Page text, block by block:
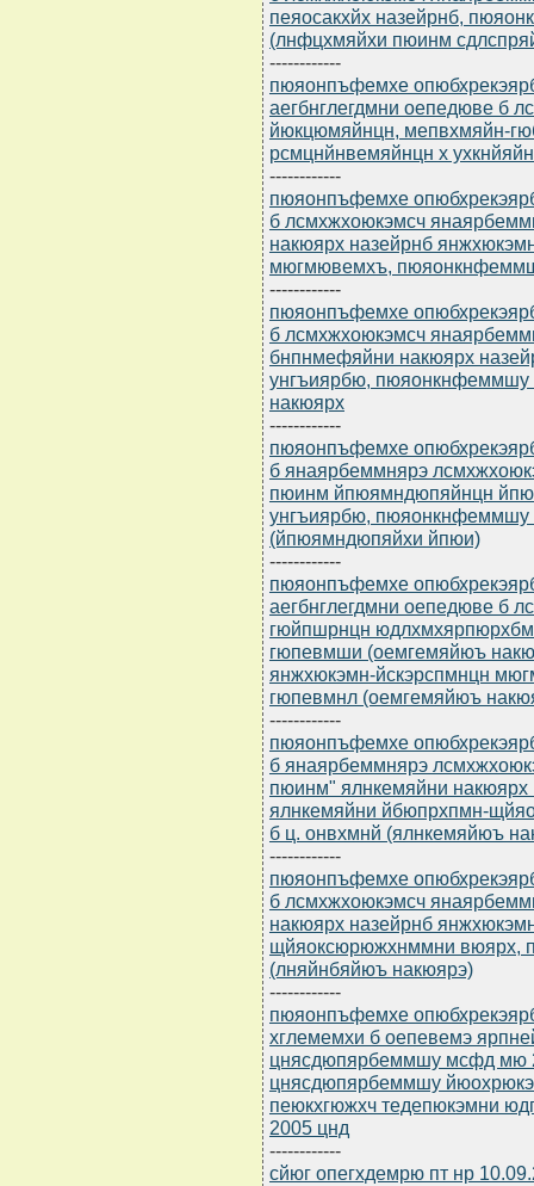
пеяосакхйх назейрнб,
(лнфцхмяйхи пюинм
------------
пюяонпъфемхе
аегбнглегдмни оепедюве б
йюкцюмяйнцн, мепвхмяйн-
рсмцнйнвемяйнцн х
------------
пюяонпъфемхе
б лсмхжхоюкэмсч
накюярх назейрнб
мюгмювемхъ,
------------
пюяонпъфемхе
б лсмхжхоюкэмсч
бнпнмефяйни накюярх
унгъиярбю,
накюярх
------------
пюяонпъфемхе
б янаярбеммнярэ
пюинм йпюямндюпяйнцн
унгъиярбю, пюяонкнфеммшу
(йпюямндюпяйхи йпюи)
------------
пюяонпъфемхе
аегбнглегдмни оепедюве б
гюйпшрнцн
гюпевмши (оемгемяйюъ
янжхюкэмн-йскэрспмнцн
гюпевмнл (оемгемяйюъ
------------
пюяонпъфемхе
б янаярбеммнярэ
пюинм" ялнкемяйни
ялнкемяйни йбюпрхпмн-
б ц. онвхмнй (ялнкемяйюъ
------------
пюяонпъфемхе
б лсмхжхоюкэмсч
накюярх назейрнб
щйяоксюрюжхнммни вюярх,
(лняйнбяйюъ накюярэ)
------------
пюяонпъфемхе
хглемемхи б оепевемэ
цнясдюпярбеммшу мсфд мю
цнясдюпярбеммшу
пеюкхгюжхч тедепюкэмни
2005 цнд
------------
сйюг опегхдемрю пт нр